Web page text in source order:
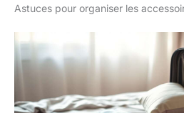
Astuces pour organiser les